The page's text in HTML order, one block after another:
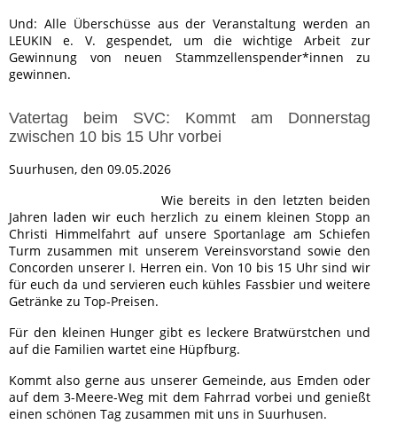
Und: Alle Überschüsse aus der Veranstaltung werden an
LEUKIN e. V. gespendet, um die wichtige Arbeit zur
Gewinnung von neuen Stammzellenspender*innen zu
gewinnen.
Vatertag beim SVC: Kommt am Donnerstag
zwischen 10 bis 15 Uhr vorbei
Suurhusen, den 09.05.2026
Wie bereits in den letzten beiden
Jahren laden wir euch herzlich zu einem kleinen Stopp an
Christi Himmelfahrt auf unsere Sportanlage am Schiefen
Turm zusammen mit unserem Vereinsvorstand sowie den
Concorden unserer I. Herren ein. Von 10 bis 15 Uhr sind wir
für euch da und servieren euch kühles Fassbier und weitere
Getränke zu Top-Preisen.
Für den kleinen Hunger gibt es leckere Bratwürstchen und
auf die Familien wartet eine Hüpfburg.
Kommt also gerne aus unserer Gemeinde, aus Emden oder
auf dem 3-Meere-Weg mit dem Fahrrad vorbei und genießt
einen schönen Tag zusammen mit uns in Suurhusen.